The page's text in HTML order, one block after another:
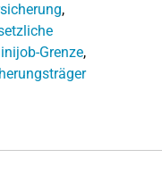
,
Grenze,